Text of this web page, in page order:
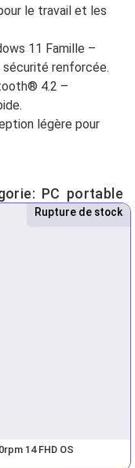
le travail et les
11 Famille –
renforcée.
4.2 –
légère pour
PC portable
Nouveau
Rupture de stock
14 FHD OS